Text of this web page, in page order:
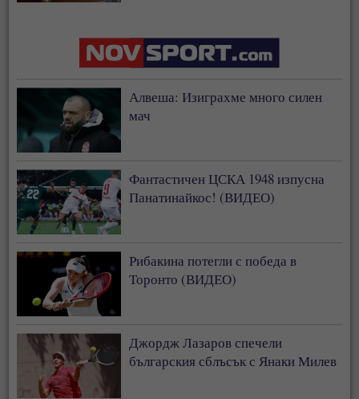
Алвеша: Изиграхме много силен
мач
Фантастичен ЦСКА 1948 изпусна
Панатинайкос! (ВИДЕО)
Рибакина потегли с победа в
Торонто (ВИДЕО)
Джордж Лазаров спечели
българския сблъсък с Янаки Милев